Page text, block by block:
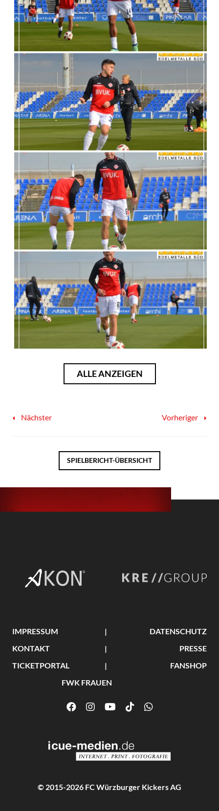
ALLE ANZEIGEN
Nächster Vorheriger
SPIELBERICHT-ÜBERSICHT
IMPRESSUM
DATENSCHUTZ
KONTAKT
PRESSE
TICKETPORTAL
FANSHOP
FWK FRAUEN
© 2015-2026 FC Würzburger Kickers AG